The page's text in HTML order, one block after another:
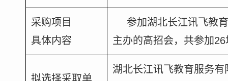
采购项目
具体内容
参加湖北长江讯飞教
主办的高招会，共参加
拟选择采取单
湖北长江讯飞教育服务